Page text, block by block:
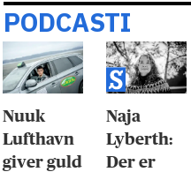
PODCASTI
Nuuk
Lufthavn
giver guld
Naja
Lyberth:
Der er